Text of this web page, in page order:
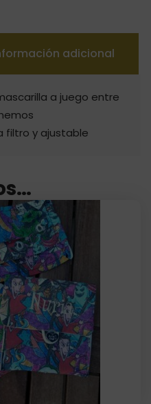
adicional
a juego entre
filtro y ajustable